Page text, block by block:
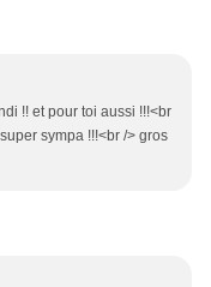
!! et pour toi aussi !!!<br
sympa !!!<br /> gros